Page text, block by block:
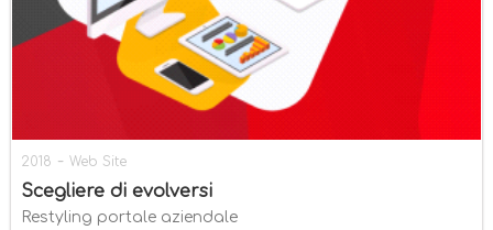
2018 - Web Site
Scegliere di evolversi
Restyling portale aziendale